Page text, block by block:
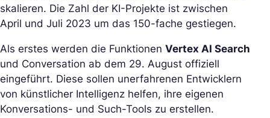
skalieren. Die Zahl der KI-Projekte ist zwischen
April und Juli 2023 um das 150-fache gestiegen.
Als erstes werden die Funktionen Vertex AI Search
und Conversation ab dem 29. August offiziell
eingeführt. Diese sollen unerfahrenen Entwicklern
von künstlicher Intelligenz helfen, ihre eigenen
Konversations- und Such-Tools zu erstellen.